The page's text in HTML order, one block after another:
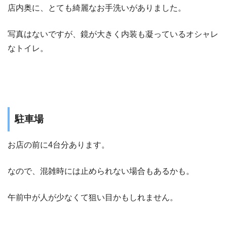
店内奥に、とても綺麗なお手洗いがありました。
写真はないですが、鏡が大きく内装も凝っているオシャレ
なトイレ。
駐車場
お店の前に4台分あります。
なので、混雑時には止められない場合もあるかも。
午前中が人が少なくて狙い目かもしれません。